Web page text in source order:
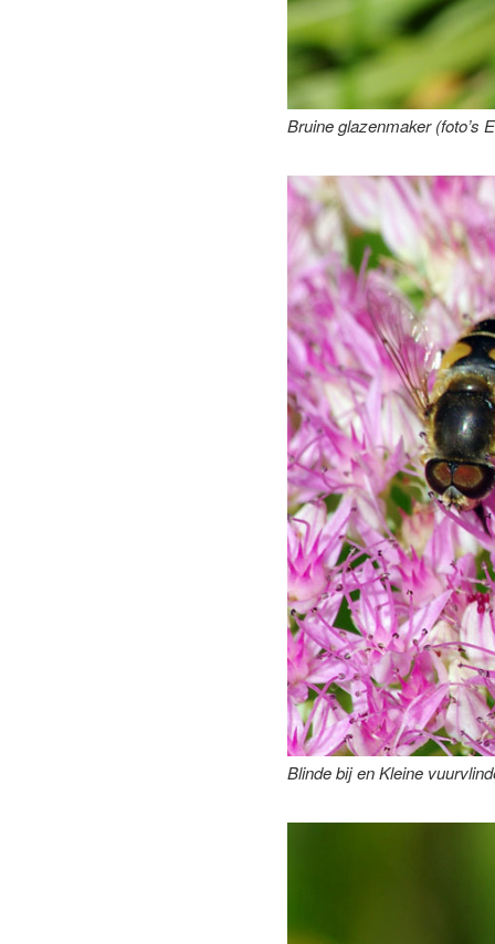
Bruine glazenmaker (foto’s
Blinde bij en Kleine